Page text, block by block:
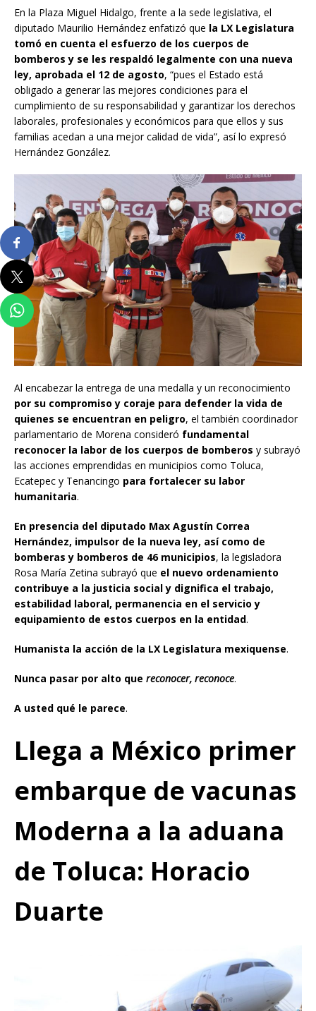
En la Plaza Miguel Hidalgo, frente a la sede legislativa, el
diputado Maurilio Hernández enfatizó que la LX Legislatura
tomó en cuenta el esfuerzo de los cuerpos de
bomberos y se les respaldó legalmente con una nueva
ley, aprobada el 12 de agosto, “pues el Estado está
obligado a generar las mejores condiciones para el
cumplimiento de su responsabilidad y garantizar los derechos
laborales, profesionales y económicos para que ellos y sus
familias acedan a una mejor calidad de vida”, así lo expresó
Hernández González.
Al encabezar la entrega de una medalla y un reconocimiento
por su compromiso y coraje para defender la vida de
quienes se encuentran en peligro, el también coordinador
parlamentario de Morena consideró fundamental
reconocer la labor de los cuerpos de bomberos y subrayó
las acciones emprendidas en municipios como Toluca,
Ecatepec y Tenancingo para fortalecer su labor
humanitaria.
En presencia del diputado Max Agustín Correa
Hernández, impulsor de la nueva ley, así como de
bomberas y bomberos de 46 municipios, la legisladora
Rosa María Zetina subrayó que el nuevo ordenamiento
contribuye a la justicia social y dignifica el trabajo,
estabilidad laboral, permanencia en el servicio y
equipamiento de estos cuerpos en la entidad.
Humanista la acción de la LX Legislatura mexiquense.
Nunca pasar por alto que reconocer, reconoce.
A usted qué le parece.
Llega a México primer
embarque de vacunas
Moderna a la aduana
de Toluca: Horacio
Duarte